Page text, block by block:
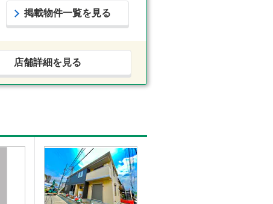
掲載物件一覧を見る
店舗詳細を見る